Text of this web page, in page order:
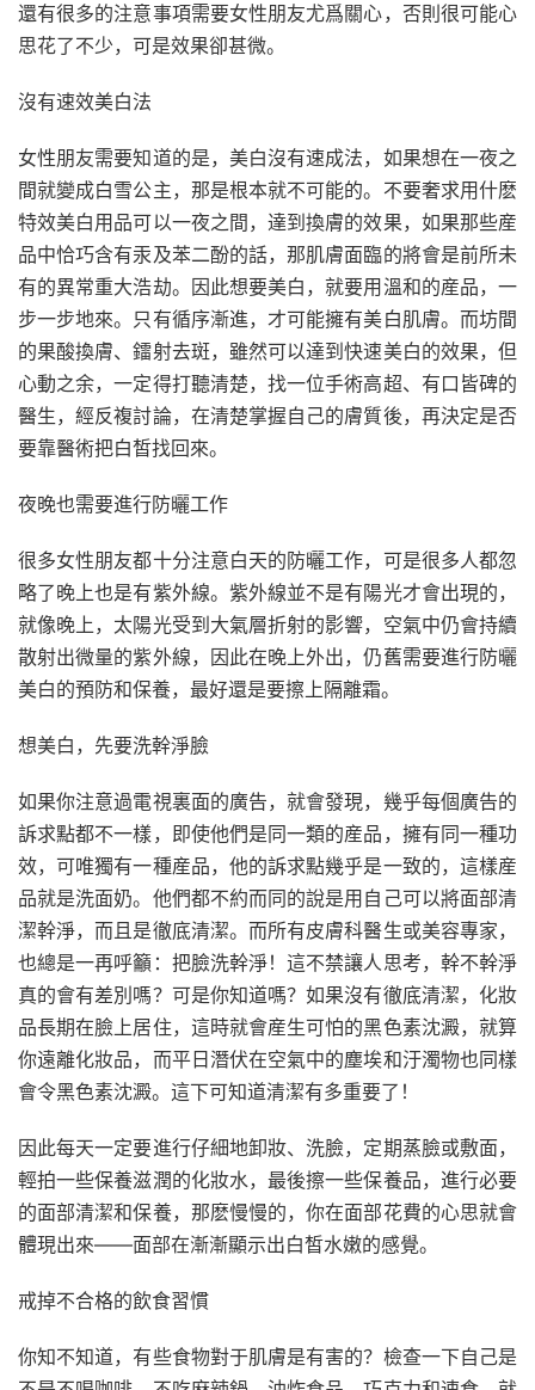
還有很多的注意事項需要女性朋友尤爲關心，否則很可能心
思花了不少，可是效果卻甚微。
沒有速效美白法
女性朋友需要知道的是，美白沒有速成法，如果想在一夜之
間就變成白雪公主，那是根本就不可能的。不要奢求用什麽
特效美白用品可以一夜之間，達到換膚的效果，如果那些産
品中恰巧含有汞及苯二酚的話，那肌膚面臨的將會是前所未
有的異常重大浩劫。因此想要美白，就要用溫和的産品，一
步一步地來。只有循序漸進，才可能擁有美白肌膚。而坊間
的果酸換膚、鐳射去斑，雖然可以達到快速美白的效果，但
心動之余，一定得打聽清楚，找一位手術高超、有口皆碑的
醫生，經反複討論，在清楚掌握自己的膚質後，再決定是否
要靠醫術把白皙找回來。
夜晚也需要進行防曬工作
很多女性朋友都十分注意白天的防曬工作，可是很多人都忽
略了晚上也是有紫外線。紫外線並不是有陽光才會出現的，
就像晚上，太陽光受到大氣層折射的影響，空氣中仍會持續
散射出微量的紫外線，因此在晚上外出，仍舊需要進行防曬
美白的預防和保養，最好還是要擦上隔離霜。
想美白，先要洗幹淨臉
如果你注意過電視裏面的廣告，就會發現，幾乎每個廣告的
訴求點都不一樣，即使他們是同一類的産品，擁有同一種功
效，可唯獨有一種産品，他的訴求點幾乎是一致的，這樣産
品就是洗面奶。他們都不約而同的說是用自己可以將面部清
潔幹淨，而且是徹底清潔。而所有皮膚科醫生或美容專家，
也總是一再呼籲：把臉洗幹淨！這不禁讓人思考，幹不幹淨
真的會有差別嗎？可是你知道嗎？如果沒有徹底清潔，化妝
品長期在臉上居住，這時就會産生可怕的黑色素沈澱，就算
你遠離化妝品，而平日潛伏在空氣中的塵埃和汙濁物也同樣
會令黑色素沈澱。這下可知道清潔有多重要了！
因此每天一定要進行仔細地卸妝、洗臉，定期蒸臉或敷面，
輕拍一些保養滋潤的化妝水，最後擦一些保養品，進行必要
的面部清潔和保養，那麽慢慢的，你在面部花費的心思就會
體現出來——面部在漸漸顯示出白皙水嫩的感覺。
戒掉不合格的飲食習慣
你知不知道，有些食物對于肌膚是有害的？檢查一下自己是